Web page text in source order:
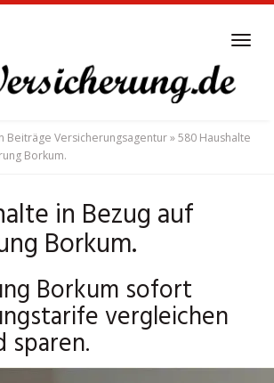
Beiträge Versicherungsagentur»580 Haushalte
Borkum.
in Bezug auf
Borkum.
Borkum sofort
vergleichen
sparen.